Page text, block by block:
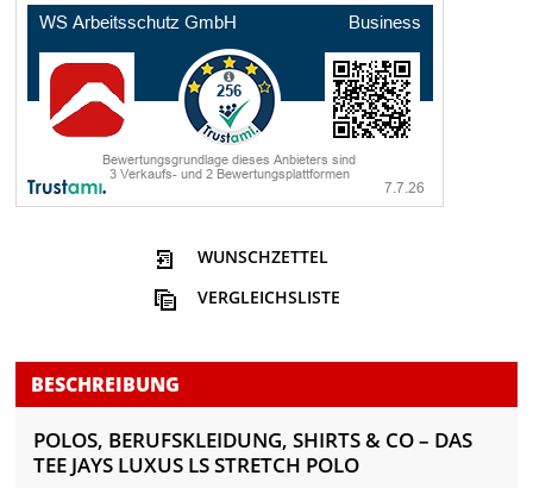
WUNSCHZETTEL
VERGLEICHSLISTE
BESCHREIBUNG
POLOS, BERUFSKLEIDUNG, SHIRTS & CO – DAS
TEE JAYS LUXUS LS STRETCH POLO